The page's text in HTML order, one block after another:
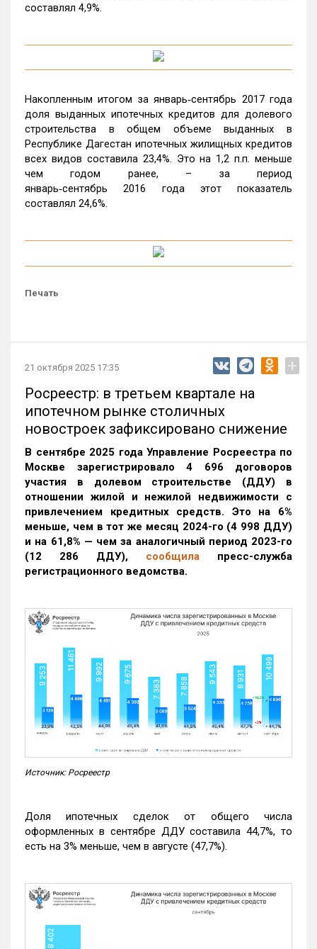
составлял 4,9%.
Накопленным итогом за январь‑сентябрь 2017 года
доля выданных ипотечных кредитов для долевого
строительства в общем объеме выданных в
Республике Дагестан ипотечных жилищных кредитов
всех видов составила 23,4%. Это на 1,2 п.п. меньше
чем годом ранее, – за период
январь‑сентябрь 2016 года этот показатель
составлял 24,6%.
Печать
21 октября 2025 17:35 +
Росреестр: в третьем квартале на
ипотечном рынке столичных
новостроек зафиксировано снижение
В сентябре 2025 года Управление Росреестра по
Москве зарегистрировало 4 696 договоров
участия в долевом строительстве (ДДУ) в
отношении жилой и нежилой недвижимости с
привлечением кредитных средств. Это на 6%
меньше, чем в тот же месяц 2024-го (4 998 ДДУ)
и на 61,8% — чем за аналогичный период 2023-го
(12 286 ДДУ), сообщила пресс-служба
регистрационного ведомства.
Источник: Росреестр
Доля ипотечных сделок от общего числа
оформленных в сентябре ДДУ составила 44,7%, то
есть на 3% меньше, чем в августе (47,7%).